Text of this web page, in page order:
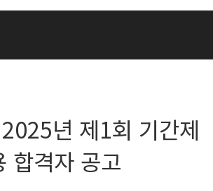
년 제1회 기간제
합격자 공고